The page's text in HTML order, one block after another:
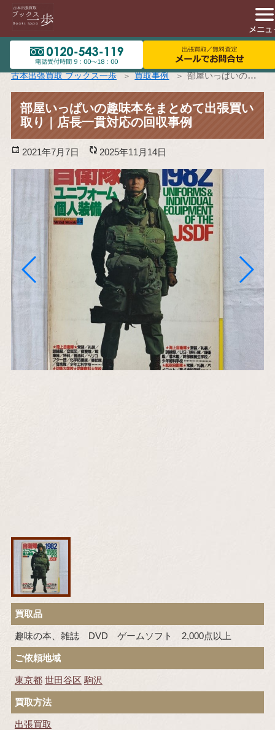
古本出張買取 ブックス一歩 買取事例 部屋いっぱいの趣味本をまとめて出張買い取り｜店長一貫対応の回収事例
部屋いっぱいの趣味本をまとめて出張買い
取り｜店長一貫対応の回収事例
投
稿
日:
2021年7月7日
更
新
日:
2025年11月14日
買取品
趣味の本、雑誌 DVD ゲームソフト 2,000点以上
ご依頼地域
東京都 世田谷区 駒沢
買取方法
出張買取